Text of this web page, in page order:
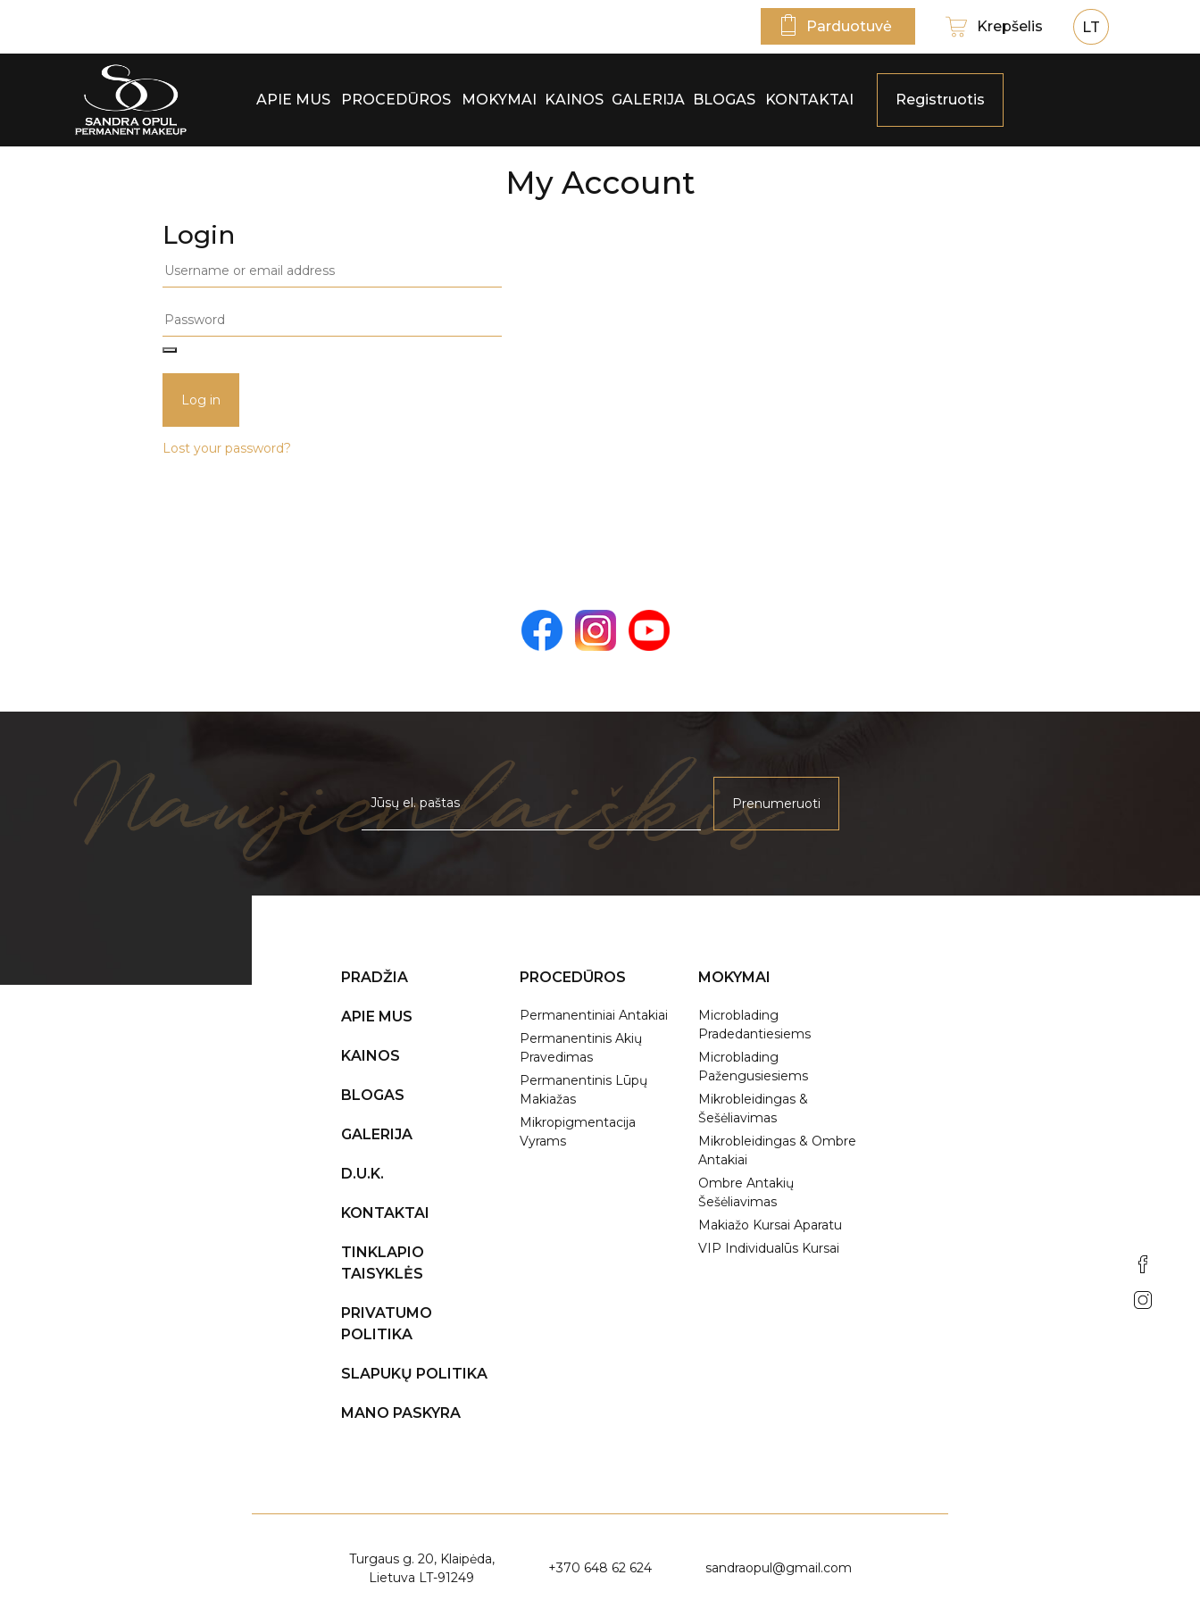
Parduotuvė Krepšelis LT
APIE MUS PROCEDŪROS MOKYMAI KAINOS GALERIJA BLOGAS KONTAKTAI Registruotis
My Account
Login
Log in
Lost your password?
Naujienlaiškis
PRADŽIA
APIE MUS
KAINOS
BLOGAS
GALERIJA
D.U.K.
KONTAKTAI
TINKLAPIO
TAISYKLĖS
PRIVATUMO
POLITIKA
SLAPUKŲ POLITIKA
MANO PASKYRA
PROCEDŪROS
Permanentiniai Antakiai
Permanentinis Akių
Pravedimas
Permanentinis Lūpų
Makiažas
Mikropigmentacija
Vyrams
MOKYMAI
Microblading
Pradedantiesiems
Microblading
Pažengusiesiems
Mikrobleidingas &
Šešėliavimas
Mikrobleidingas & Ombre
Antakiai
Ombre Antakių
Šešėliavimas
Makiažo Kursai Aparatu
VIP Individualūs Kursai
Turgaus g. 20, Klaipėda,
Lietuva LT-91249
+370 648 62 624 sandraopul@gmail.com